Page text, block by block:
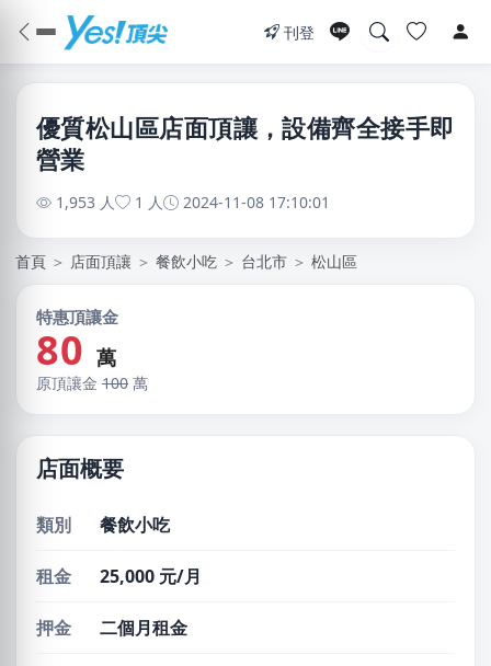
刊登
優質松山區店面頂讓，設備齊全接手即
營業
1,953 人 1 人 2024-11-08 17:10:01
首頁 ＞ 店面頂讓 ＞ 餐飲小吃 ＞ 台北市 ＞ 松山區
特惠頂讓金
80 萬
原頂讓金 100 萬
店面概要
類別 餐飲小吃
租金 25,000 元/月
押金 二個月租金